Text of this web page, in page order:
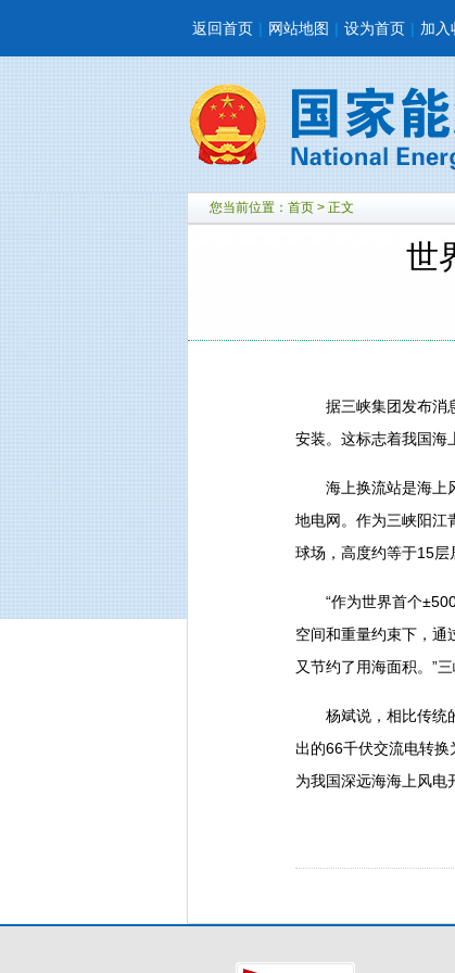
返回首页 | 网站地图 | 设为首页 | 加入
您当前位置： 首页 > 正文
世
据三峡集团发布消息
安装。这标志着我国海
海上换流站是海上风
地电网。作为三峡阳江
球场，高度约等于15层
“作为世界首个±500
空间和重量约束下，通
又节约了用海面积。”
杨斌说，相比传统的
出的66千伏交流电转换
为我国深远海海上风电